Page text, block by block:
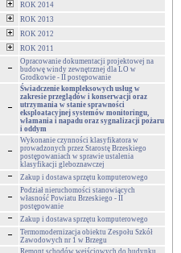
ROK 2014
ROK 2013
ROK 2012
ROK 2011
Opracowanie dokumentacji projektowej na
budowę windy zewnętrznej dla LO w
Grodkowie - II postępowanie
Świadczenie kompleksowych usług w
zakresie przeglądów i konserwacji oraz
utrzymania w stanie sprawności
eksploatacyjnej systemów monitoringu,
włamania i napadu oraz sygnalizacji pożaru
i oddym
Wykonanie czynności klasyfikatora w
prowadzonych przez Starostę Brzeskiego
postępowaniach w sprawie ustalenia
klasyfikacji gleboznawczej
Zakup i dostawa sprzętu komputerowego
Podział nieruchomości stanowiących
własność Powiatu Brzeskiego - II
postępowanie
Zakup i dostawa sprzętu komputerowego
Termomodernizacja obiektu Zespołu Szkół
Zawodowych nr 1 w Brzegu
Remont schodów wejściowych do budynku